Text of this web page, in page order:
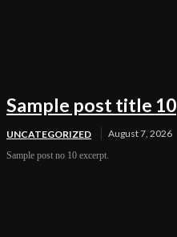
Sample post title 10
UNCATEGORIZED August 7, 2026
Sample post no 10 excerpt.